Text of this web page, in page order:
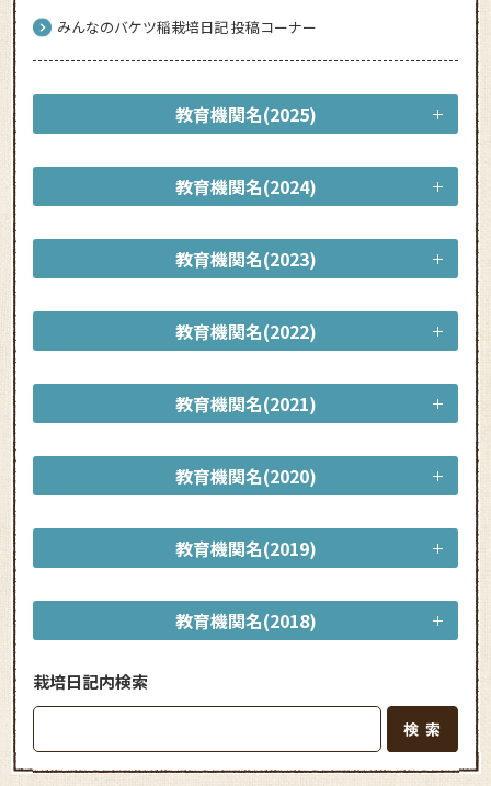
みんなのバケツ稲栽培日記 投稿コーナー
教育機関名(2025)
教育機関名(2024)
教育機関名(2023)
教育機関名(2022)
教育機関名(2021)
教育機関名(2020)
教育機関名(2019)
教育機関名(2018)
栽培日記内検索